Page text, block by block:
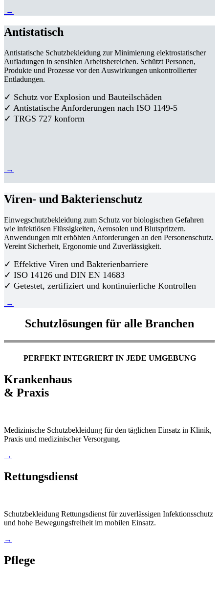
→
Antistatisch
Antistatische Schutzbekleidung zur Minimierung elektrostatischer
Aufladungen in sensiblen Arbeitsbereichen. Schützt Personen,
Produkte und Prozesse vor den Auswirkungen unkontrollierter
Entladungen.
✓ Schutz vor Explosion und Bauteilschäden
✓ Antistatische Anforderungen nach ISO 1149-5
✓ TRGS 727 konform
→
Viren- und Bakterienschutz
Einwegschutzbekleidung zum Schutz vor biologischen Gefahren
wie infektiösen Flüssigkeiten, Aerosolen und Blutspritzern.
Anwendungen mit erhöhten Anforderungen an den Personenschutz.
Vereint Sicherheit, Ergonomie und Zuverlässigkeit.
✓ Effektive Viren und Bakterienbarriere
✓ ISO 14126 und DIN EN 14683
✓ Getestet, zertifiziert und kontinuierliche Kontrollen
→
Schutzlösungen für alle Branchen
PERFEKT INTEGRIERT IN JEDE UMGEBUNG
Krankenhaus
& Praxis
Medizinische Schutzbekleidung für den täglichen Einsatz in Klinik,
Praxis und medizinischer Versorgung.
→
Rettungsdienst
Schutzbekleidung Rettungsdienst für zuverlässigen Infektionsschutz
und hohe Bewegungsfreiheit im mobilen Einsatz.
→
Pflege